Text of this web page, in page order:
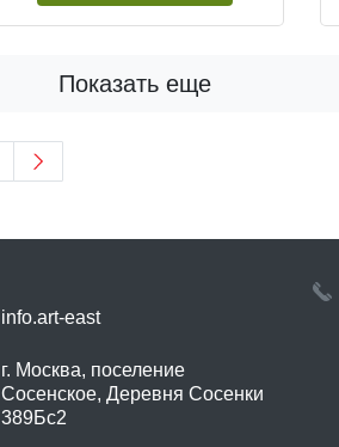
Показать еще
info.art-east
г. Москва, поселение
Сосенское, Деревня Сосенки
389Бс2